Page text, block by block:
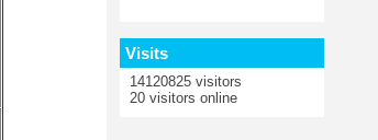
Visits
14120825 visitors
20 visitors online